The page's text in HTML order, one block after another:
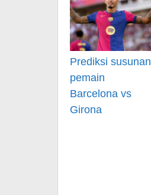
Prediksi susunan
pemain
Barcelona vs
Girona